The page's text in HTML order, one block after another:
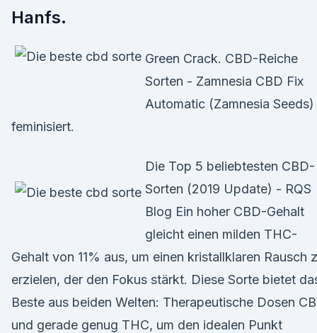
Hanfs.
Green Crack. CBD-Reiche
Sorten - Zamnesia CBD Fix
Automatic (Zamnesia Seeds)
feminisiert.
Die Top 5 beliebtesten CBD-
Sorten (2019 Update) - RQS
Blog Ein hoher CBD-Gehalt
gleicht einen milden THC-
Gehalt von 11% aus, um einen kristallklaren Rausch
erzielen, der den Fokus stärkt. Diese Sorte bietet
Beste aus beiden Welten: Therapeutische Dosen
und gerade genug THC, um den idealen Punkt